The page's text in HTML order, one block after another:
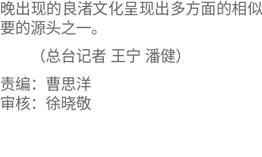
晚出现的良渚文化呈现出多方面的相
要的源头之一。
（总台记者 王宁 潘健）
责编：曹思洋
审核：徐晓敬